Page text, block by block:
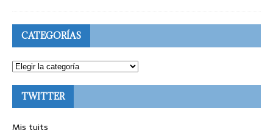
CATEGORÍAS
TWITTER
Mis tuits